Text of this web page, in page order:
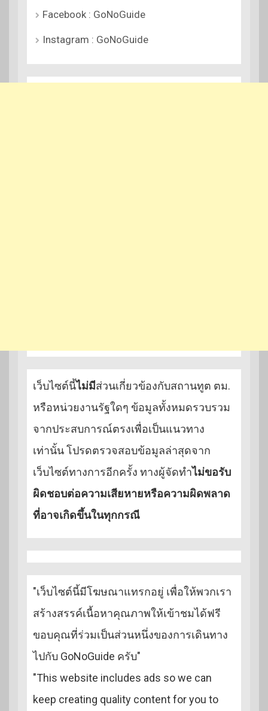
Facebook : GoNoGuide
Instagram : GoNoGuide
เว็บไซต์นี้ไม่มีส่วนเกี่ยวข้องกับสถานทูต ตม.
หรือหน่วยงานรัฐใดๆ ข้อมูลทั้งหมดรวบรวม
จากประสบการณ์ตรงเพื่อเป็นแนวทาง
เท่านั้น โปรดตรวจสอบข้อมูลล่าสุดจาก
เว็บไซต์ทางการอีกครั้ง ทางผู้จัดทำไม่ขอรับ
ผิดชอบต่อความเสียหายหรือความผิดพลาด
ที่อาจเกิดขึ้นในทุกกรณี
"เว็บไซต์นี้มีโฆษณาแทรกอยู่ เพื่อให้พวกเรา
สร้างสรรค์เนื้อหาคุณภาพให้เข้าชมได้ฟรี
ขอบคุณที่ร่วมเป็นส่วนหนึ่งของการเดินทาง
ไปกับ GoNoGuide ครับ"
"This website includes ads so we can
keep creating quality content for you to